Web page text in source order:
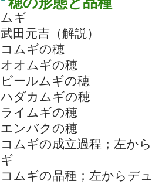
ムギ
武田元吉（解説）
コムギの穂
オオムギの穂
ビールムギの穂
ハダカムギの穂
ライムギの穂
エンバクの穂
コムギの成立過程；左か
ギ
コムギの品種；左からデ